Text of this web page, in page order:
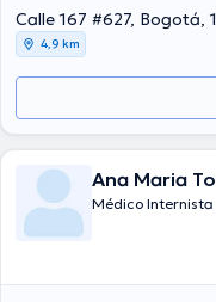
conferencias con la
continua en su ámbito de
comunicados. Español es
Calle 167 #627, Bogotá,
4,9 km
Ana Maria
Médico Internista